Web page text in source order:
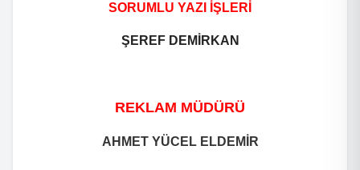
SORUMLU YAZI İŞLERİ
ŞEREF DEMİRKAN
REKLAM MÜDÜRÜ
AHMET YÜCEL ELDEMİR